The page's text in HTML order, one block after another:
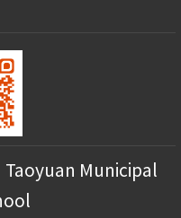
Taoyuan Municipal